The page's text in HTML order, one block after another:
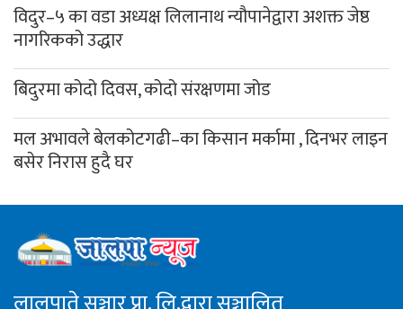
विदुर–५ का वडा अध्यक्ष लिलानाथ न्यौपानेद्वारा अशक्त जेष्ठ
नागरिकको उद्धार
बिदुरमा कोदो दिवस, कोदो संरक्षणमा जोड
मल अभावले बेलकोटगढी–का किसान मर्कामा , दिनभर लाइन
बसेर निरास हुदै घर